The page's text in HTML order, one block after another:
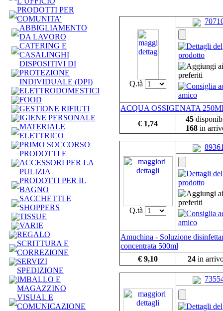
PRODOTTI PER
COMUNITA’
ABBIGLIAMENTO
DA LAVORO
CATERING E
CASALINGHI
DISPOSITIVI DI
PROTEZIONE
INDIVIDUALE (DPI)
ELETTRODOMESTICI
FOOD
GESTIONE RIFIUTI
IGIENE PERSONALE
MATERIALE
ELETTRICO
PRIMO SOCCORSO
PRODOTTI E
ACCESSORI PER LA
PULIZIA
PRODOTTI PER IL
BAGNO
SACCHETTI E
SHOPPERS
TISSUE
VARIE
REGALO
SCRITTURA E
CORREZIONE
SERVIZI
SPEDIZIONE
IMBALLO E
MAGAZZINO
VISUAL E
COMUNICAZIONE
Q.tà
ACQUA OSSIGENATA
€ 1,74
45
168 in
Q.tà
Amuchina - Soluzione
concentrata 500ml
€ 9,10
24 in